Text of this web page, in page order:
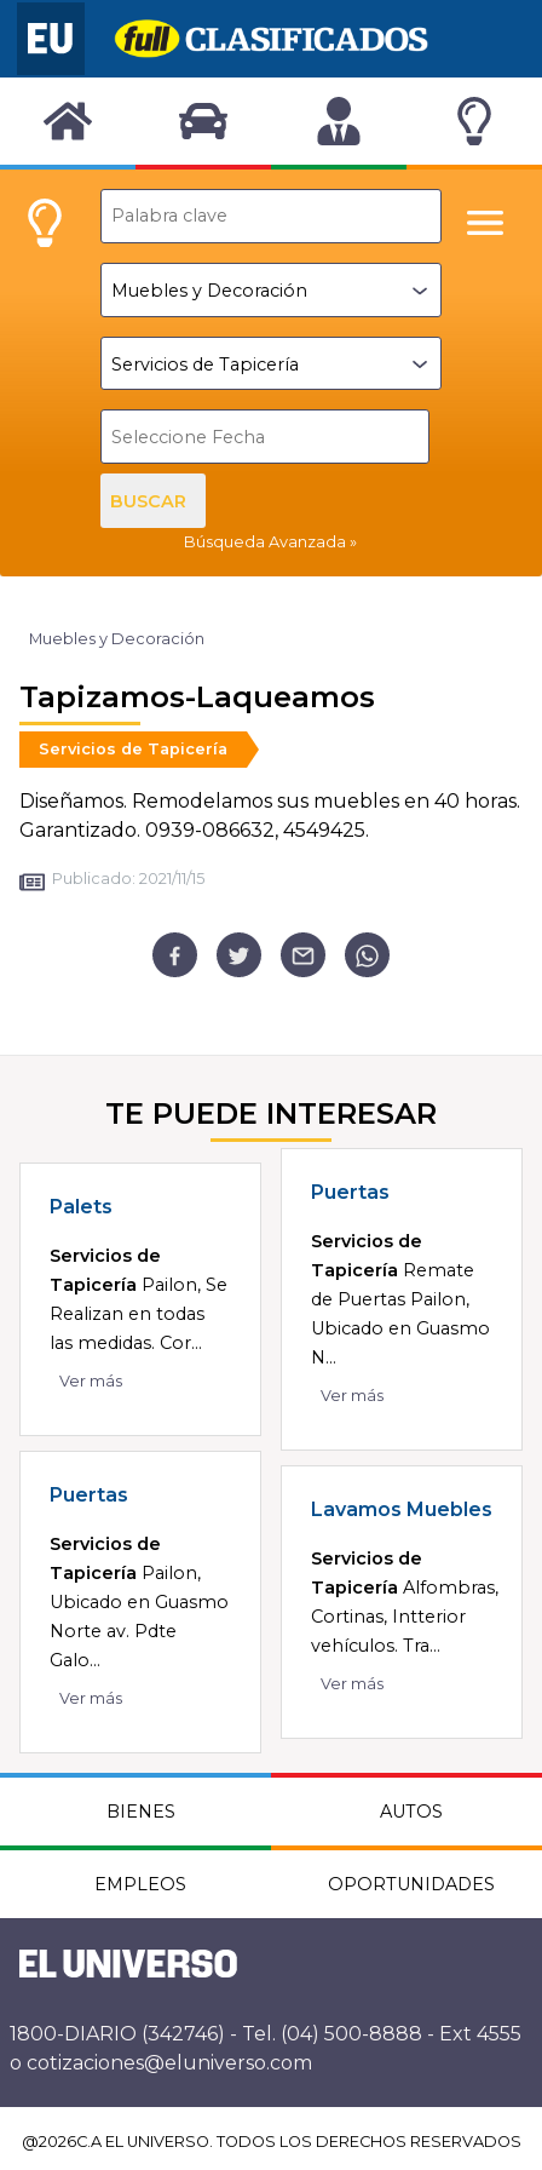
BUSCAR
Búsqueda Avanzada
Muebles y Decoración
Tapizamos-Laqueamos
Servicios de Tapicería
Diseñamos. Remodelamos sus muebles en 40 horas.
Garantizado. 0939-086632, 4549425.
Publicado: 2021/11/15
TE PUEDE INTERESAR
Palets
Servicios de
Tapicería Pailon, Se
Realizan en todas
las medidas. Cor...
Ver más
Puertas
Servicios de
Tapicería Remate
de Puertas Pailon,
Ubicado en Guasmo
N...
Ver más
Puertas
Servicios de
Tapicería Pailon,
Ubicado en Guasmo
Norte av. Pdte
Galo...
Ver más
Lavamos Muebles
Servicios de
Tapicería Alfombras,
Cortinas, Intterior
vehículos. Tra...
Ver más
BIENES AUTOS
EMPLEOS OPORTUNIDADES
1800-DIARIO (342746) - Tel. (04) 500-8888 - Ext 4555
o cotizaciones@eluniverso.com
@2026C.A EL UNIVERSO. TODOS LOS DERECHOS RESERVADOS